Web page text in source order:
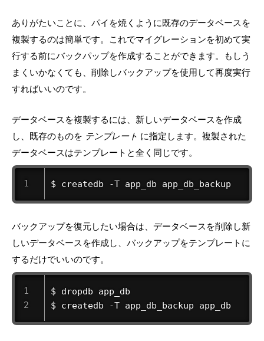
ありがたいことに、パイを焼くように既存のデータベースを
複製するのは簡単です。これでマイグレーションを初めて実
行する前にバックパップを作成することができます。もしう
まくいかなくても、削除しバックアップを使用して再度実行
すればいいのです。
データベースを複製するには、新しいデータベースを作成
し、既存のものを テンプレート に指定します。複製された
データベースはテンプレートと全く同じです。
$ createdb -T app_db app_db_backup
バックアップを復元したい場合は、データベースを削除し新
しいデータベースを作成し、バックアップをテンプレートに
するだけでいいのです。
$ dropdb app_db
$ createdb -T app_db_backup app_db